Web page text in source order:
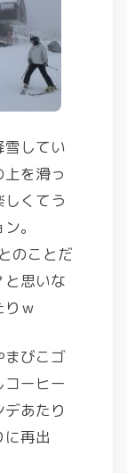
雪してい
を滑っ
くてう
。
のことだ
と思いな
ｗ
まびこゴ
ーヒー
あたり
再出